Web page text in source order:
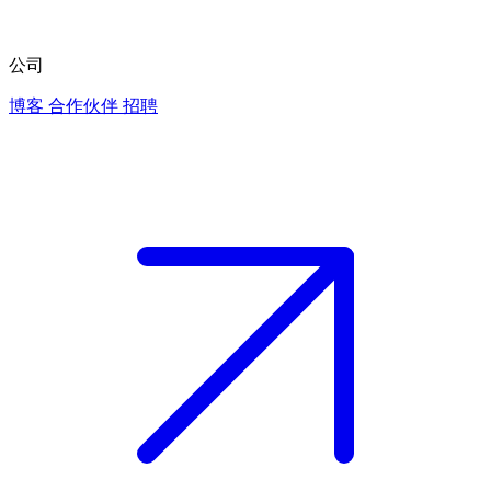
公司
博客 合作伙伴 招聘